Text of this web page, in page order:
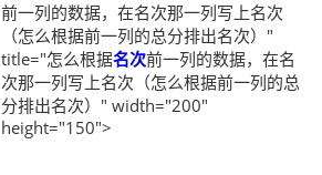
前一列的数据，在名次那一列写上名次
（怎么根据前一列的总分排出名次）"
title="怎么根据名次前一列的数据，在名
次那一列写上名次（怎么根据前一列的总
分排出名次）" width="200"
height="150">